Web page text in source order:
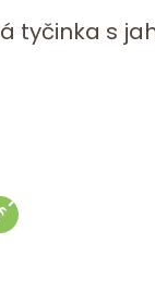
tyčinka s